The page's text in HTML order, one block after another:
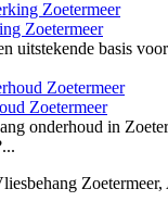
Zoetermeer
uitstekende basis
Zoetermeer
onderhoud in
Zoetermeer,